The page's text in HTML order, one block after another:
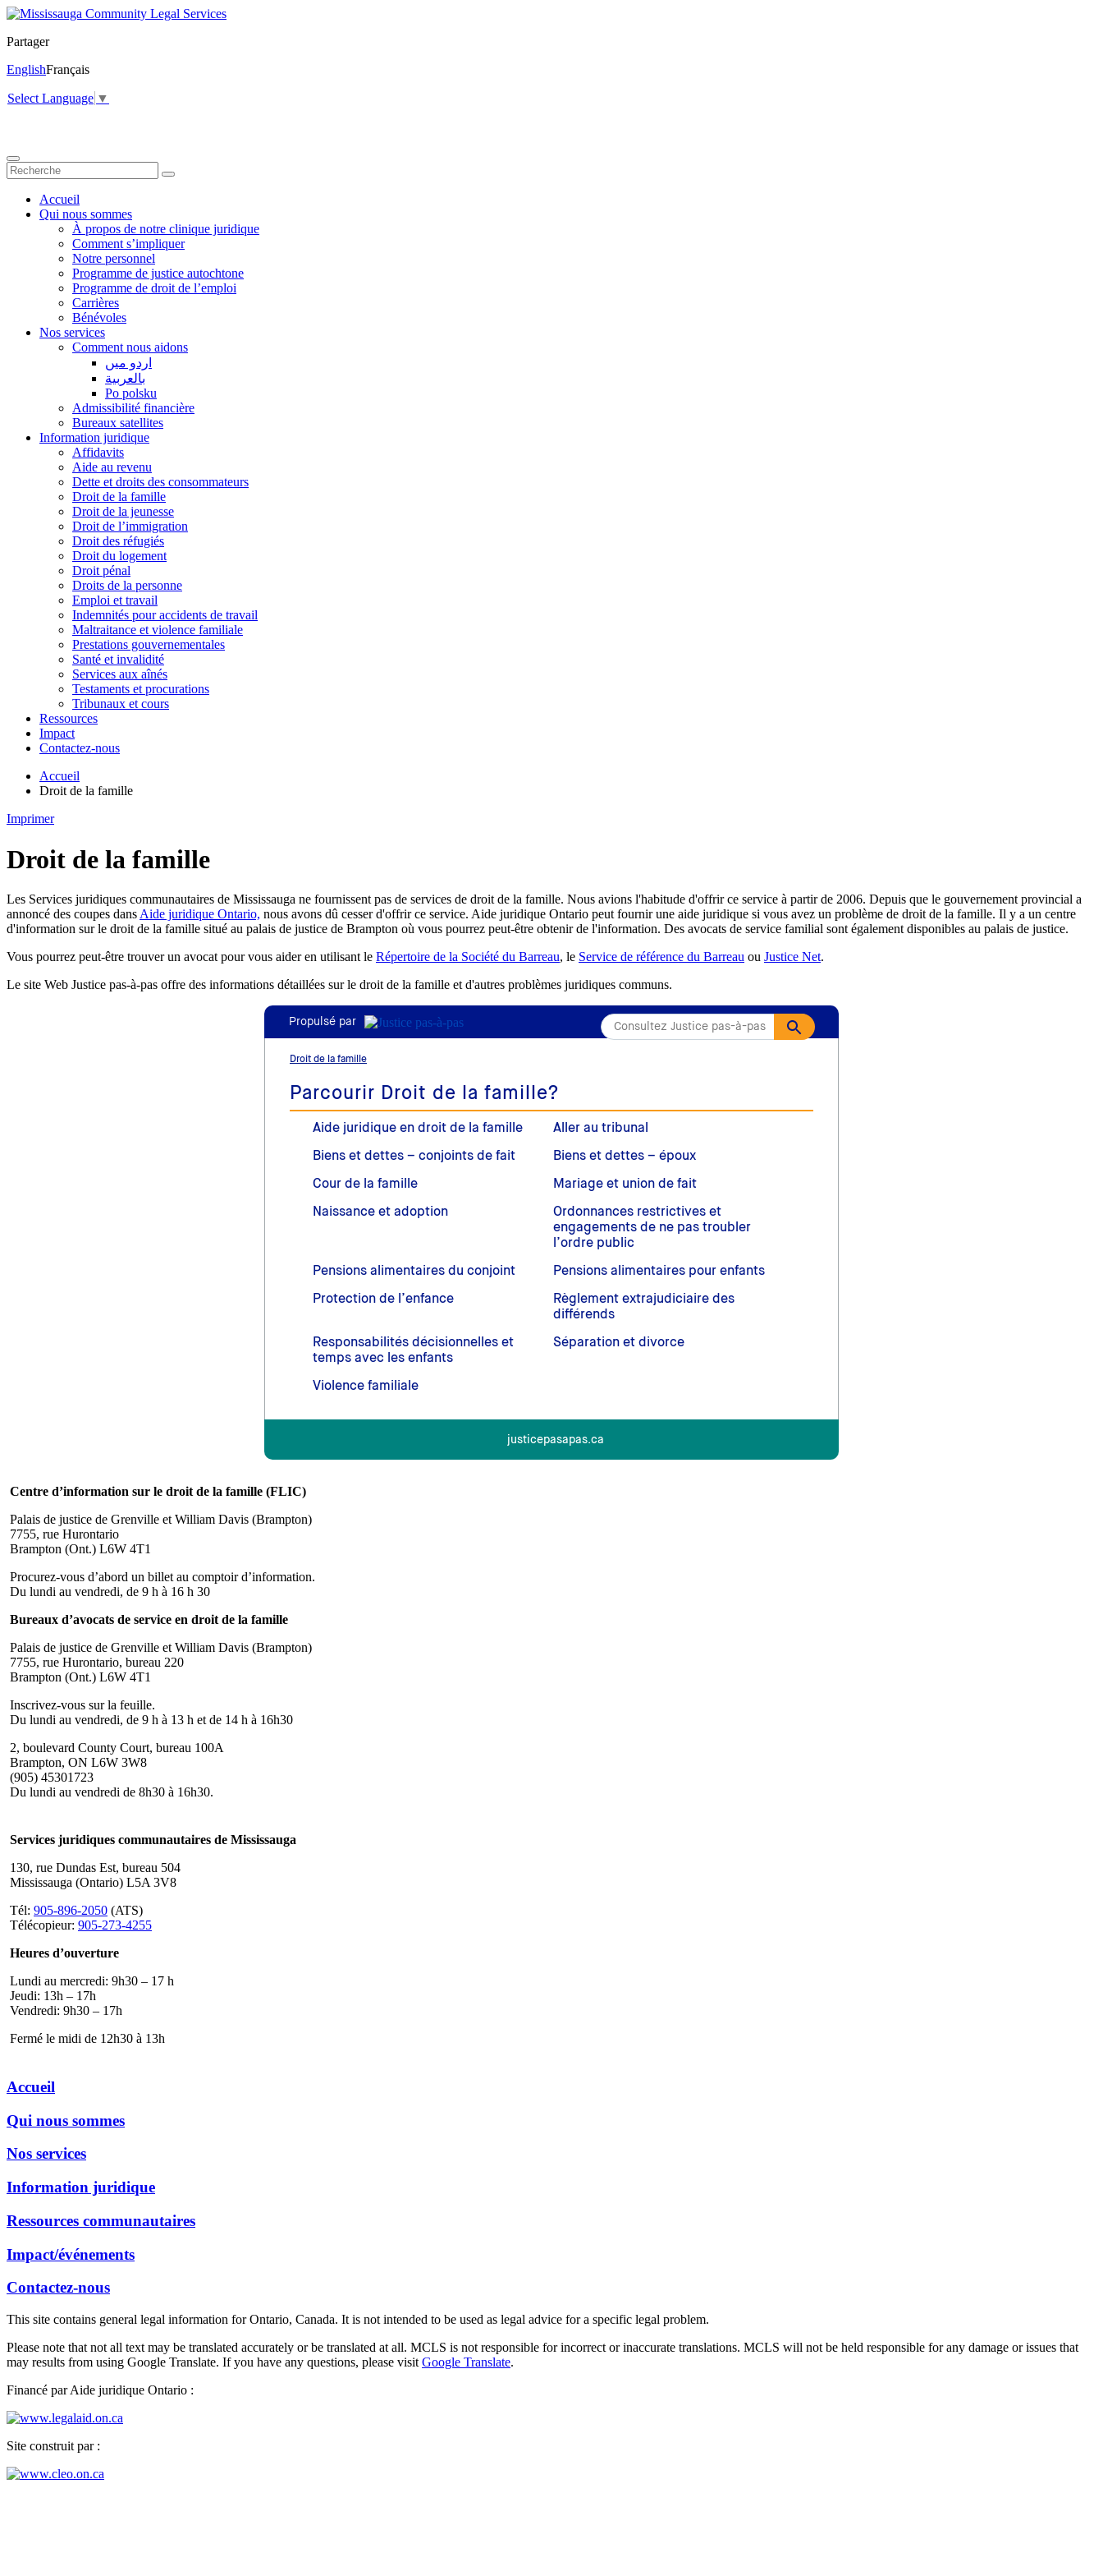
Partager
EnglishFrançais
Select Language ▼
Accueil
Qui nous sommes
À propos de notre clinique juridique
Comment s’impliquer
Notre personnel
Programme de justice autochtone
Programme de droit de l’emploi
Carrières
Bénévoles
Nos services
Comment nous aidons
اردو میں
بالعربية
Po polsku
Admissibilité financière
Bureaux satellites
Information juridique
Affidavits
Aide au revenu
Dette et droits des consommateurs
Droit de la famille
Droit de la jeunesse
Droit de l’immigration
Droit des réfugiés
Droit du logement
Droit pénal
Droits de la personne
Emploi et travail
Indemnités pour accidents de travail
Maltraitance et violence familiale
Prestations gouvernementales
Santé et invalidité
Services aux aînés
Testaments et procurations
Tribunaux et cours
Ressources
Impact
Contactez-nous
Accueil
Droit de la famille
Imprimer
Droit de la famille
Les Services juridiques communautaires de Mississauga ne fournissent pas de services de droit de la famille. Nous avions l'habitude d'offrir ce service à partir de 2006. Depuis que le gouvernement provincial a
annoncé des coupes dans Aide juridique Ontario, nous avons dû cesser d'offrir ce service. Aide juridique Ontario peut fournir une aide juridique si vous avez un problème de droit de la famille. Il y a un centre
d'information sur le droit de la famille situé au palais de justice de Brampton où vous pourrez peut-être obtenir de l'information. Des avocats de service familial sont également disponibles au palais de justice.
Vous pourrez peut-être trouver un avocat pour vous aider en utilisant le Répertoire de la Société du Barreau, le Service de référence du Barreau ou Justice Net.
Le site Web Justice pas-à-pas offre des informations détaillées sur le droit de la famille et d'autres problèmes juridiques communs.
Propulsé par
Droit de la famille
Parcourir Droit de la famille?
Aide juridique en droit de la famille Aller au tribunal
Biens et dettes – conjoints de fait Biens et dettes – époux
Cour de la famille Mariage et union de fait
Naissance et adoption
Ordonnances restrictives et
engagements de ne pas troubler
l’ordre public
Pensions alimentaires du conjoint Pensions alimentaires pour enfants
Protection de l’enfance
Règlement extrajudiciaire des
différends
Responsabilités décisionnelles et
temps avec les enfants
Séparation et divorce
Violence familiale
justicepasapas.ca
Centre d’information sur le droit de la famille (FLIC)
Palais de justice de Grenville et William Davis (Brampton)
7755, rue Hurontario
Brampton (Ont.) L6W 4T1
Procurez-vous d’abord un billet au comptoir d’information.
Du lundi au vendredi, de 9 h à 16 h 30
Bureaux d’avocats de service en droit de la famille
Palais de justice de Grenville et William Davis (Brampton)
7755, rue Hurontario, bureau 220
Brampton (Ont.) L6W 4T1
Inscrivez-vous sur la feuille.
Du lundi au vendredi, de 9 h à 13 h et de 14 h à 16h30
2, boulevard County Court, bureau 100A
Brampton, ON L6W 3W8
(905) 45301723
Du lundi au vendredi de 8h30 à 16h30.
Services juridiques communautaires de Mississauga
130, rue Dundas Est, bureau 504
Mississauga (Ontario) L5A 3V8
Tél: 905-896-2050 (ATS)
Télécopieur: 905-273-4255
Heures d’ouverture
Lundi au mercredi: 9h30 – 17 h
Jeudi: 13h – 17h
Vendredi: 9h30 – 17h
Fermé le midi de 12h30 à 13h
Accueil
Qui nous sommes
Nos services
Information juridique
Ressources communautaires
Impact/événements
Contactez-nous
This site contains general legal information for Ontario, Canada. It is not intended to be used as legal advice for a specific legal problem.
Please note that not all text may be translated accurately or be translated at all. MCLS is not responsible for incorrect or inaccurate translations. MCLS will not be held responsible for any damage or issues that
may results from using Google Translate. If you have any questions, please visit Google Translate.
Financé par Aide juridique Ontario :
Site construit par :